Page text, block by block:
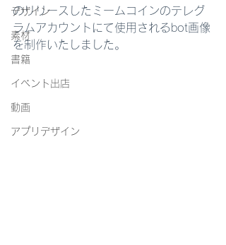
デザイン
素材
書籍
イベント出店
動画
アプリデザイン
のリリースしたミームコインのテレグ
ラムアカウントにて使用されるbot画像
を制作いたしました。